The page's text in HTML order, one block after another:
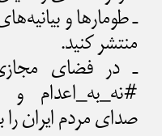
ـ طومارها و
منتشر کنید.
ـ در فضای
صدای مردم ایران را